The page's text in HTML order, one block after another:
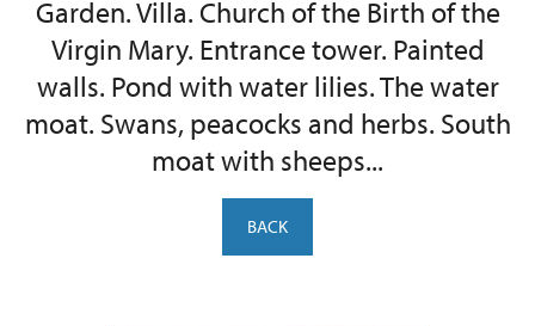
Garden. Villa. Church of the Birth of the
Virgin Mary. Entrance tower. Painted
walls. Pond with water lilies. The water
moat. Swans, peacocks and herbs. South
moat with sheeps...
BACK